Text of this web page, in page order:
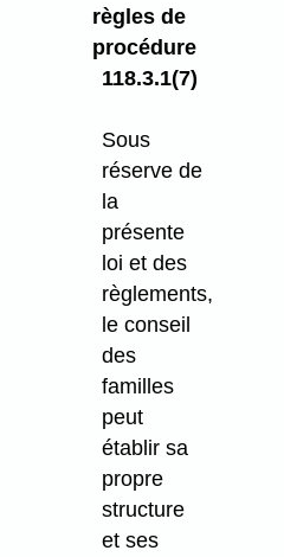
règles de
procédure
118.3.1(7)
Sous
réserve de
la
présente
loi et des
règlements,
le conseil
des
familles
peut
établir sa
propre
structure
et ses